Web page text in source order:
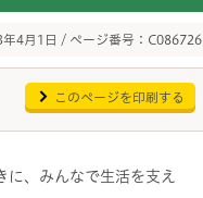
4月1日 / ページ番号：C086726
このページを印刷する
、みんなで生活を支え